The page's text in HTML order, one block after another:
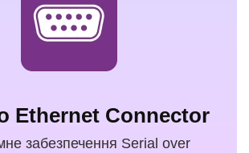
Ethernet Connector
забезпечення Serial over